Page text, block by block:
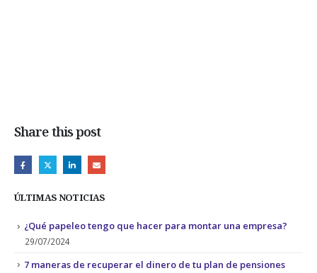
Share this post
ÚLTIMAS NOTICIAS
¿Qué papeleo tengo que hacer para montar una empresa?
29/07/2024
7 maneras de recuperar el dinero de tu plan de pensiones